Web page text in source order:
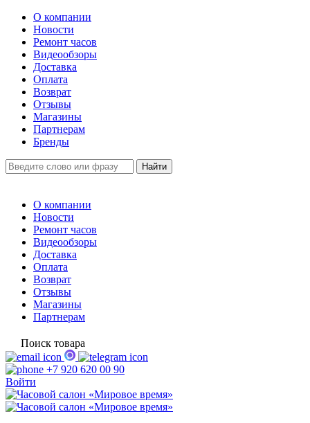
О компании
Новости
Ремонт часов
Видеообзоры
Доставка
Оплата
Возврат
Отзывы
Магазины
Партнерам
Бренды
О компании
Новости
Ремонт часов
Видеообзоры
Доставка
Оплата
Возврат
Отзывы
Магазины
Партнерам
Поиск товара
+7 920 620 00 90
Войти